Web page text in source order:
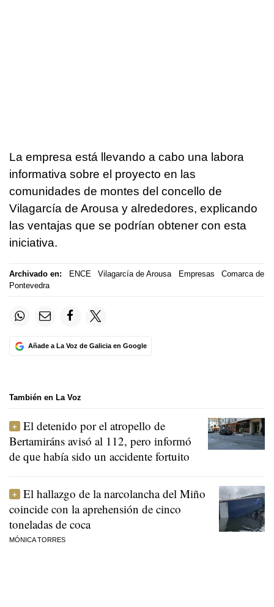
La empresa está llevando a cabo una labora
informativa sobre el proyecto en las
comunidades de montes del concello de
Vilagarcía de Arousa y alrededores, explicando
las ventajas que se podrían obtener con esta
iniciativa.
Archivado en: ENCE Vilagarcía de Arousa Empresas
Comarca de
Pontevedra
Añade a La Voz de Galicia en Google
También en La Voz
El detenido por el atropello de
Bertamiráns avisó al 112, pero informó
de que había sido un accidente fortuito
El hallazgo de la narcolancha del Miño
coincide con la aprehensión de cinco
toneladas de coca
MÓNICA TORRES